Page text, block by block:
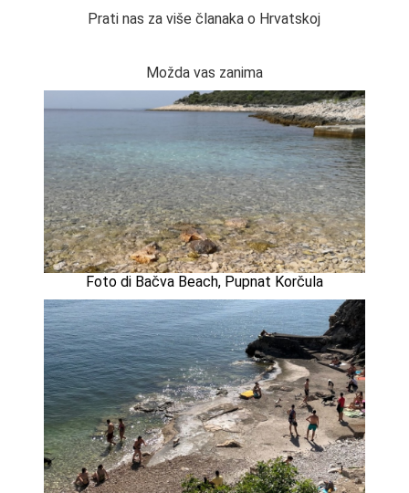
Prati nas za više članaka o Hrvatskoj
Možda vas zanima
Foto di Bačva Beach, Pupnat Korčula